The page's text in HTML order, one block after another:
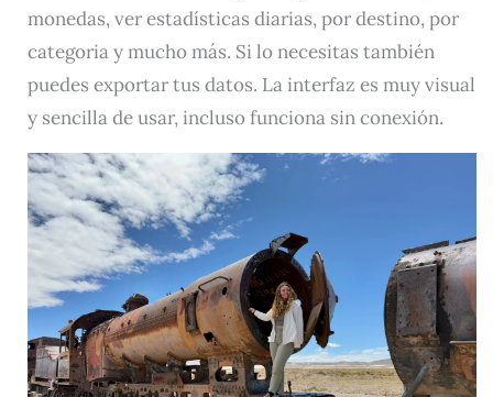
monedas, ver estadísticas diarias, por destino, por
categoria y mucho más. Si lo necesitas también
puedes exportar tus datos. La interfaz es muy visual
y sencilla de usar, incluso funciona sin conexión.